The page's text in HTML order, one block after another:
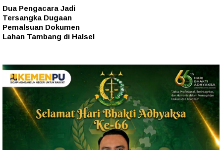
Dua Pengacara Jadi
Tersangka Dugaan
Pemalsuan Dokumen
Lahan Tambang di Halsel